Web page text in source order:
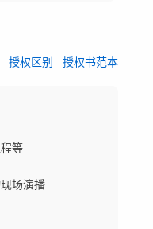
授权区别 授权书范本
等
场演播